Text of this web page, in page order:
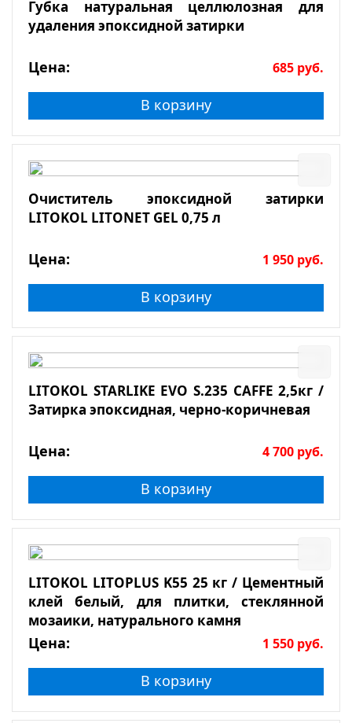
Губка натуральная целлюлозная для
удаления эпоксидной затирки
Цена: 685 руб.
В корзину
Очиститель эпоксидной затирки
LITOKOL LITONET GEL 0,75 л
Цена: 1 950 руб.
В корзину
LITOKOL STARLIKE EVO S.235 CAFFE 2,5кг /
Затирка эпоксидная, черно-коричневая
Цена: 4 700 руб.
В корзину
LITOKOL LITOPLUS K55 25 кг / Цементный
клей белый, для плитки, стеклянной
мозаики, натурального камня
Цена: 1 550 руб.
В корзину